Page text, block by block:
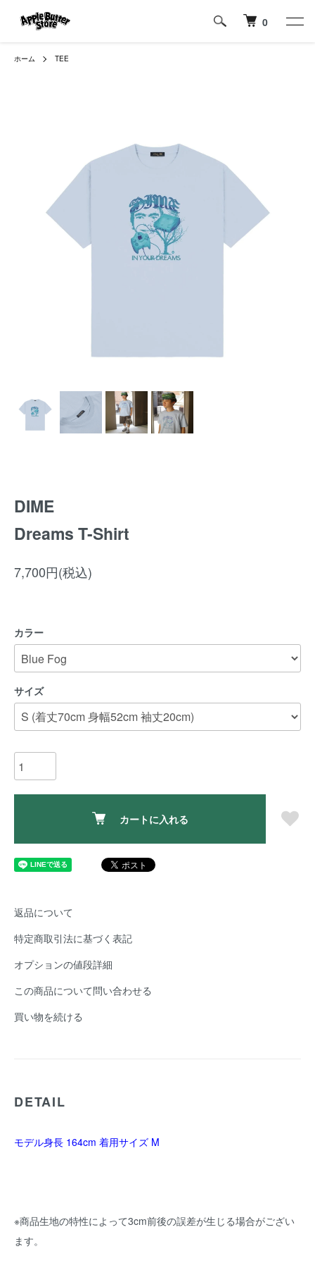
0
ホーム TEE
DIME
Dreams T-Shirt
7,700円(税込)
カラー
サイズ
カートに入れる
返品について
特定商取引法に基づく表記
オプションの値段詳細
この商品について問い合わせる
買い物を続ける
DETAIL
モデル身長 164cm 着用サイズ M
※商品生地の特性によって3cm前後の誤差が生じる場合がござい
ます。